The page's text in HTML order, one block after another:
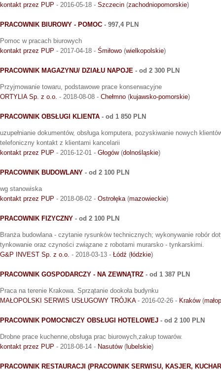
kontakt przez PUP - 2016-05-18 - Szczecin (zachodniopomorskie)
PRACOWNIK BIUROWY - POMOC - 997,4 PLN
Pomoc w pracach biurowych
kontakt przez PUP - 2017-04-18 - Śmiłowo (wielkopolskie)
PRACOWNIK MAGAZYNU/ DZIAŁU NAPOJE - od 2 300 PLN
Przyjmowanie towaru, podstawowe prace konserwacyjne
ORTYLIA Sp. z o.o. - 2018-08-08 - Chełmno (kujawsko-pomorskie)
PRACOWNIK OBSŁUGI KLIENTA - od 1 850 PLN
uzupełnianie dokumentów, obsługa komputera, pozyskiwanie nowych
telefoniczny kontakt z klientami kancelarii
kontakt przez PUP - 2016-12-01 - Głogów(dolnośląskie)
PRACOWNIK BUDOWLANY - od 2 100 PLN
wg stanowiska
kontakt przez PUP - 2018-08-02 - Ostrołęka (mazowieckie)
PRACOWNIK FIZYCZNY - od 2 100 PLN
Branża budowlana - czytanie rysunków technicznych; wykonywanie robór
tynkowanie oraz czyności związane z robotami murarsko - tynkarskimi.
G&P INVEST Sp. z o.o. - 2018-03-13 - Łódź (łódzkie)
PRACOWNIK GOSPODARCZY - NA ZEWNĄTRZ - od 1 387 PLN
Praca na terenie Krakowa. Sprzątanie dookoła budynku
MAŁOPOLSKI SERWIS USŁUGOWY TRÓJKA- 2016-02-26 - Kraków(
PRACOWNIK POMOCNICZY OBSŁUGI HOTELOWEJ - od 2 100 PLN
Drobne prace kuchenne,obsługa prac biurowych,zakup towarów.
kontakt przez PUP - 2018-08-14 - Nasutów(lubelskie)
PRACOWNIK RESTAURACJI (PRACOWNIK SERWISU, KASJER,